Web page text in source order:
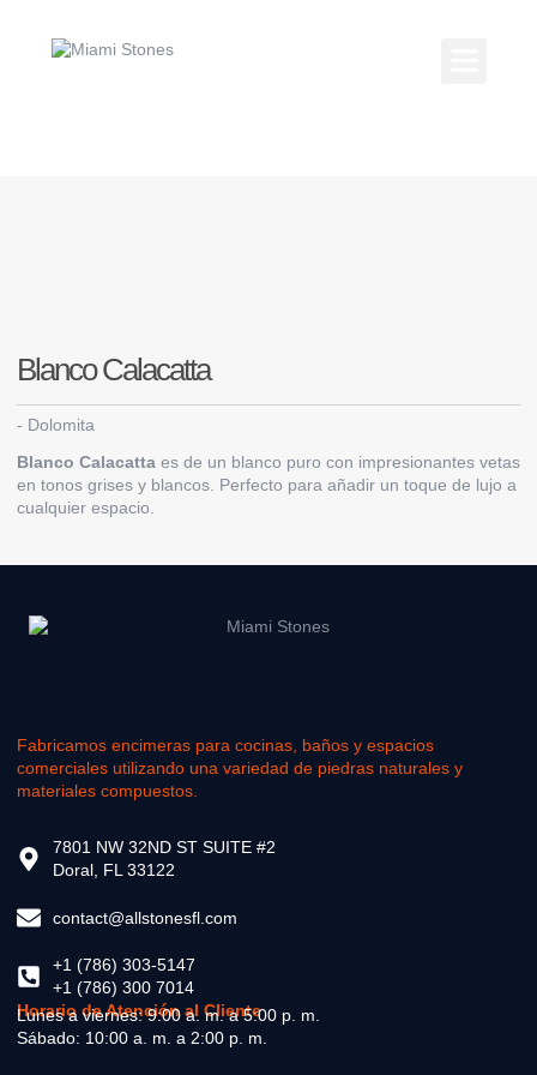
contenido
Blanco Calacatta
- Dolomita
Blanco Calacatta es de un blanco puro con impresionantes vetas
en tonos grises y blancos. Perfecto para añadir un toque de lujo a
cualquier espacio.
Fabricamos encimeras para cocinas, baños y espacios
comerciales utilizando una variedad de piedras naturales y
materiales compuestos.
7801 NW 32ND ST SUITE #2
Doral, FL 33122
contact@allstonesfl.com
+1 (786) 303-5147
+1 (786) 300 7014
Horario de Atención al Cliente
Lunes a viernes: 9:00 a. m. a 5:00 p. m.
Sábado: 10:00 a. m. a 2:00 p. m.